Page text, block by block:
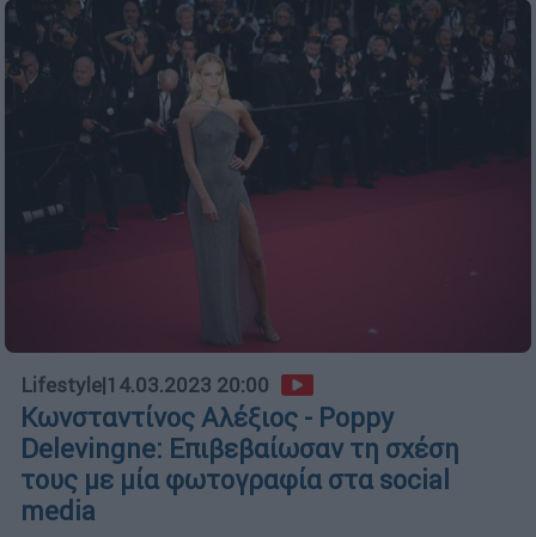
Lifestyle|14.03.2023 20:00
Κωνσταντίνος Αλέξιος - Poppy
Delevingne: Επιβεβαίωσαν τη σχέση
τους με μία φωτογραφία στα social
media